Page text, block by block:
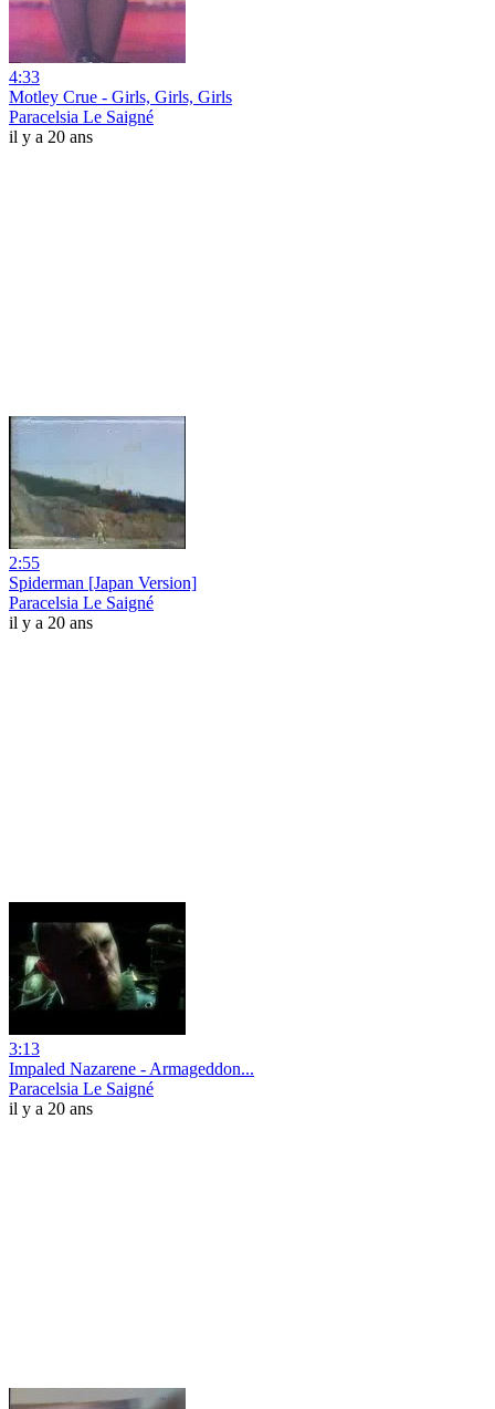
4:33
Motley Crue - Girls, Girls, Girls
Paracelsia Le Saigné
il y a 20 ans
2:55
Spiderman [Japan Version]
Paracelsia Le Saigné
il y a 20 ans
3:13
Impaled Nazarene - Armageddon...
Paracelsia Le Saigné
il y a 20 ans